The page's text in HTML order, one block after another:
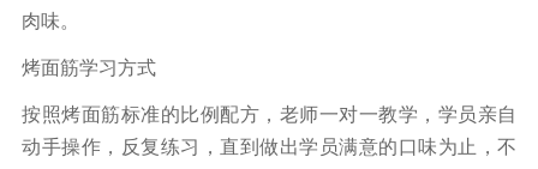
肉味。
烤面筋学习方式
按照烤面筋标准的比例配方，老师一对一教学，学员亲自
动手操作，反复练习，直到做出学员满意的口味为止，不